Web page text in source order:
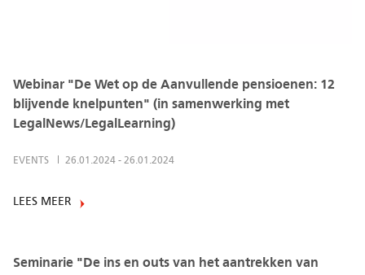
Webinar "De Wet op de Aanvullende pensioenen: 12
blijvende knelpunten" (in samenwerking met
LegalNews/LegalLearning)
EVENTS 26.01.2024 - 26.01.2024
LEES MEER
Seminarie "De ins en outs van het aantrekken van